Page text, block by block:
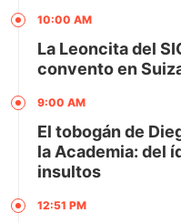
10:00 AM
La Leoncita del
convento en
9:00 AM
El tobogán de
la Academia: del
insultos
12:51 PM